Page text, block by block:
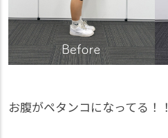
お腹がペタンコになってる！！